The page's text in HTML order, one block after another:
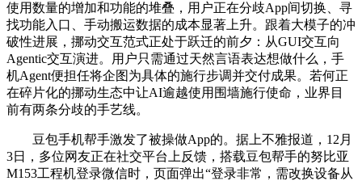
使用数量的增加和功能的堆叠，用户正在分歧App间切换、寻
找功能入口、手动搬运数据的成本显著上升。跟着大模子的冲
破性进展，挪动交互范式正处于跃迁的前夕：从GUI交互向
Agentic交互演进。用户只需通过天然言语表达想做什么，手
机Agent便担任将企图为具体的施行步调并交付成果。若何正
在碎片化的挪动生态中让AI逾越使用围墙施行使命，业界目
前有两条分歧的手艺线。
豆包手机帮手激发了被操做App的。据上不雅报道，12月
3日，多位网友正在社交平台上反馈，搭载豆包帮手的努比亚
M153工程机登录微信时，页面弹出“登录非常，需改换设备从